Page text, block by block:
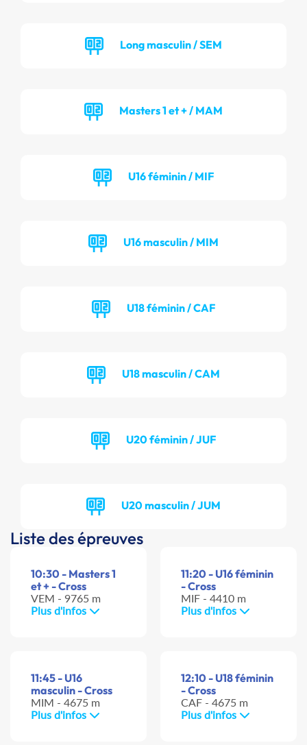
Long masculin / SEM
Masters 1 et + / MAM
U16 féminin / MIF
U16 masculin / MIM
U18 féminin / CAF
U18 masculin / CAM
U20 féminin / JUF
U20 masculin / JUM
Liste des épreuves
10:30 - Masters 1
et + - Cross
VEM - 9765 m
Plus d'infos
11:20 - U16 féminin
- Cross
MIF - 4410 m
Plus d'infos
11:45 - U16
masculin - Cross
MIM - 4675 m
Plus d'infos
12:10 - U18 féminin
- Cross
CAF - 4675 m
Plus d'infos